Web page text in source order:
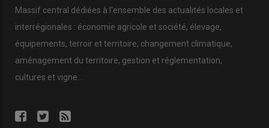
Massif central dédiées à l'ensemble des actualités locales et
interrégionales : économie agricole et société, élevage,
équipements, terroir et territoire, changement climatique,
aménagement du territoire, gestion et réglementation,
cultures et vigne...